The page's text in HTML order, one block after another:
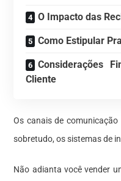
O Impacto das
Como Estipular
Considerações
Cliente
Os canais de
sobretudo, os sistemas de
Não adianta você vender